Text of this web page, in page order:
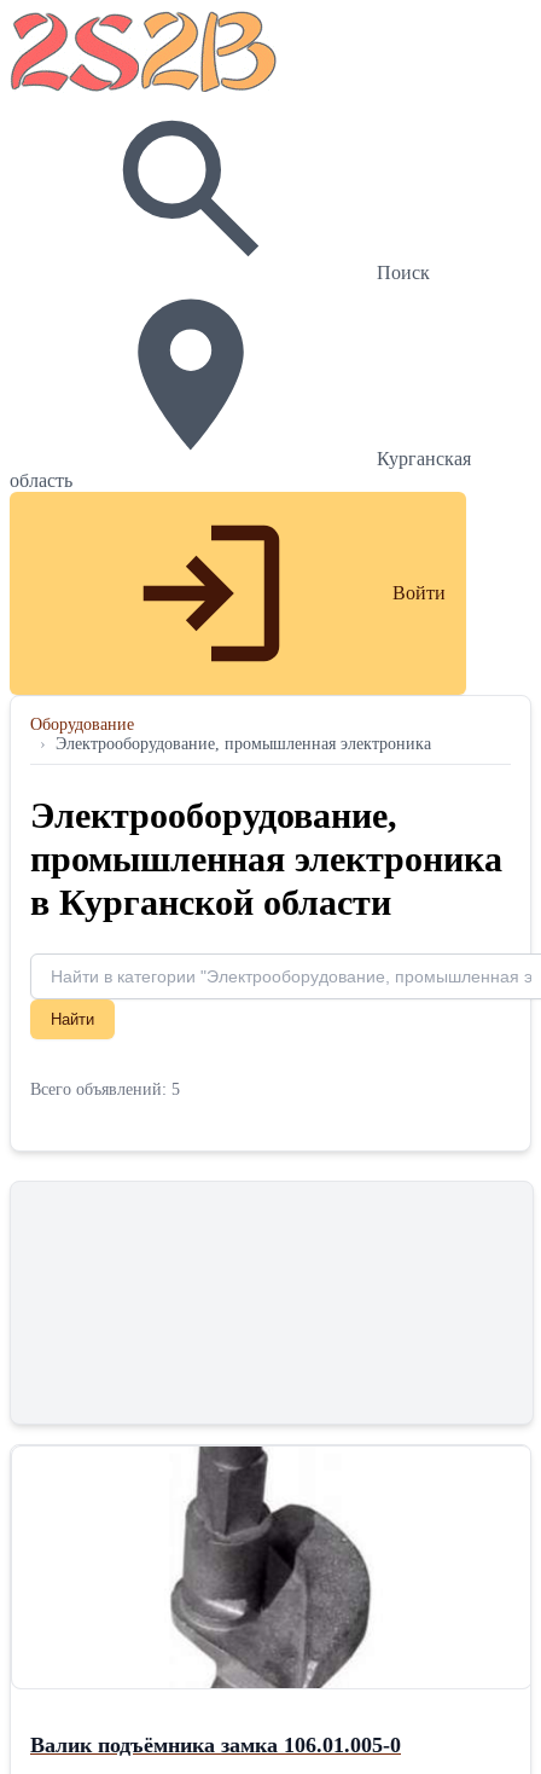
Поиск
Курганская
область
Войти
Оборудование
› Электрооборудование, промышленная электроника
Электрооборудование,
промышленная электроника
в Курганской области
Найти
Всего объявлений: 5
Валик подъёмника замка 106.01.005-0